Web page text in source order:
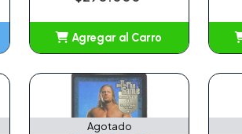
Agregar al Carro
Agotado